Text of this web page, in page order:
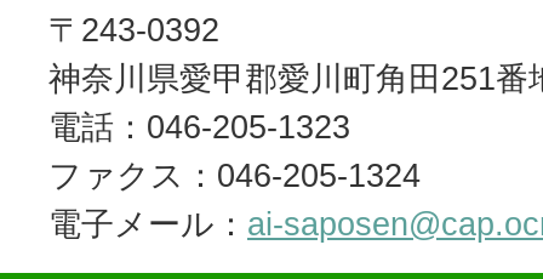
〒243-0392
神奈川県愛甲郡愛川町角田251番
電話：046-205-1323
ファクス：046-205-1324
電子メール： ai-